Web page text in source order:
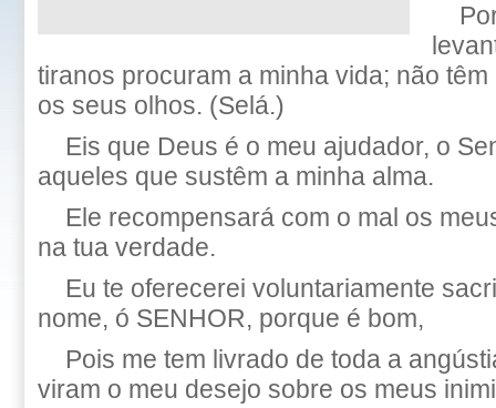
tiranos procuram a minha vida; não
os seus olhos. (Selá.)
Eis que Deus é o meu ajudador, o
aqueles que sustêm a minha alma.
Ele recompensará com o mal os
na tua verdade.
Eu te oferecerei voluntariamente
nome, ó SENHOR, porque é bom,
Pois me tem livrado de toda a
viram o meu desejo sobre os meus